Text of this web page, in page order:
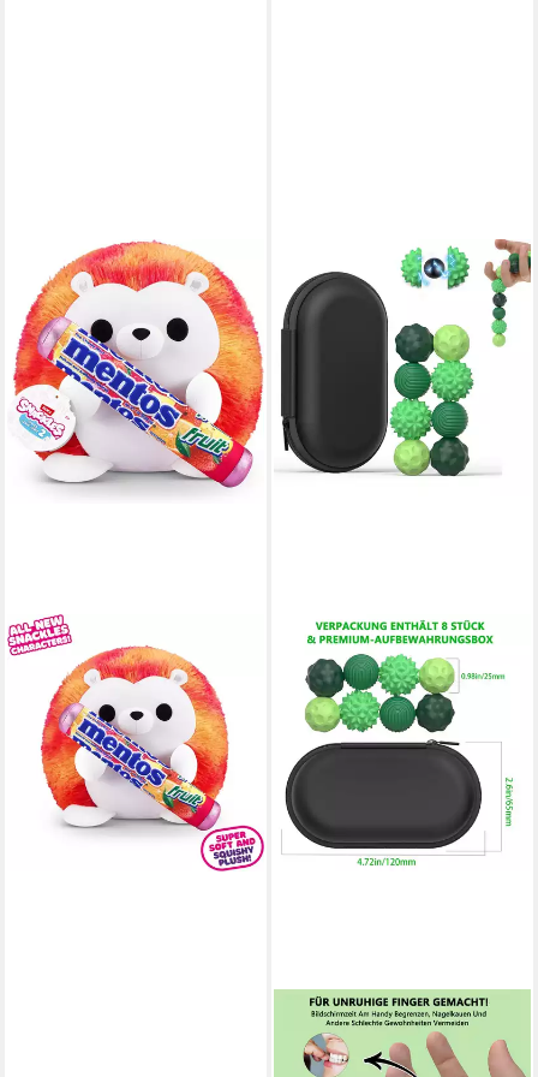
ZURU
Plüschfigur Snackles Igel in
Rot-Orange mit Mentos-Fruit,
Serie 2 - 20 cm
22,99 €
lieferbar - in 3-4 Werktagen bei dir
FOUORTUNATE-BEE
Lernspielzeug 8 Stück
Magnetische Fidget Toys,